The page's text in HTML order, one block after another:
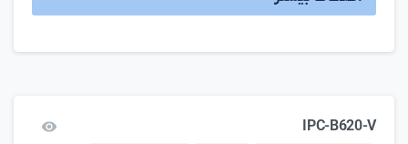
IPC-B620-V